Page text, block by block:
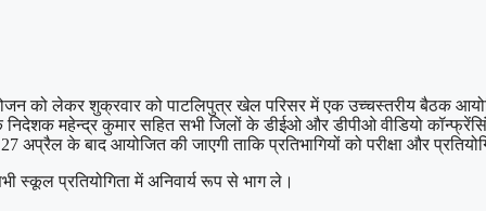
को लेकर शुक्रवार को पाटलिपुत्र खेल परिसर में एक उच्चस्तरीय बैठक
महेन्द्र कुमार सहित सभी जिलों के डीईओ और डीपीओ वीडियो
अप्रैल के बाद आयोजित की जाएगी ताकि प्रतिभागियों को परीक्षा और
प्रतियोगिता में अनिवार्य रूप से भाग ले।